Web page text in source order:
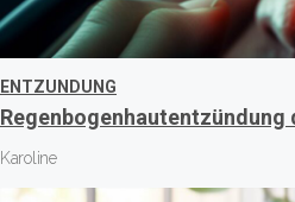
ENTZUNDUNG
Regenbogenhautentzündung
Karoline